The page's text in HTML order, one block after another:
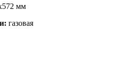
мм
газовая